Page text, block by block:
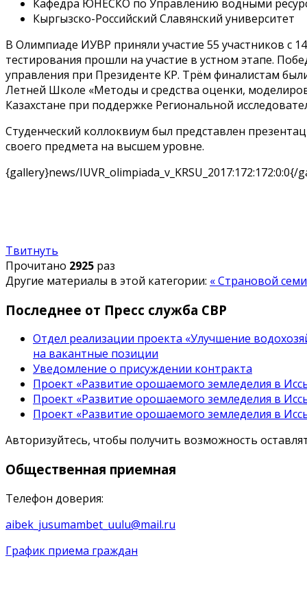
Кафедра ЮНЕСКО по Управлению водными
Кыргызско-Российский Славянский университет
В Олимпиаде ИУВР приняли участие 55 участников с
тестирования прошли на участие в устном этапе.
управления при Президенте КР. Трём финалистам
Летней Школе «Методы и средства оценки,
Казахстане при поддержке Региональной
Студенческий коллоквиум был представлен
своего предмета на высшем уровне.
{gallery}news/IUVR_olimpiada_v_KRSU_2017:172:172:0:0{/
Твитнуть
Прочитано 2925 раз
Другие материалы в этой категории: « Страновой
Последнее от Пресс служба СВР
Отдел реализации проекта «Улучшение
на вакантные позиции
Уведомление о присуждении контракта
Проект «Развитие орошаемого земледелия в
Проект «Развитие орошаемого земледелия в
Проект «Развитие орошаемого земледелия в
Авторизуйтесь, чтобы получить возможность
Общественная приемная
Телефон доверия:
aibek_jusumambet_uulu@mail.ru
График приема граждан